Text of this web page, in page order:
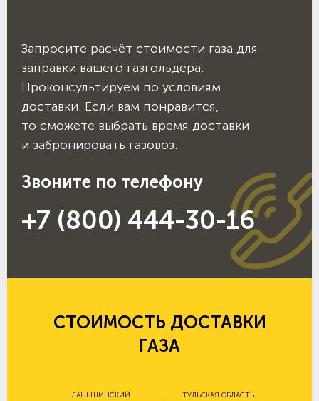
Запросите расчёт стоимости газа для
заправки вашего газгольдера.
Проконсультируем по условиям
доставки. Если вам понравится,
то сможете выбрать время доставки
и забронировать газовоз.
Звоните по телефону
+7 (800) 444-30-16
СТОИМОСТЬ ДОСТАВКИ
ГАЗА
ЛАНЬШИНСКИЙ ТУЛЬСКАЯ ОБЛАСТЬ